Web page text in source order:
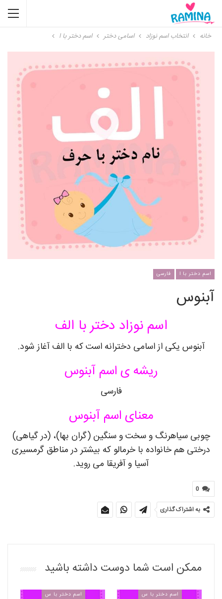
خانه انتخاب اسم نوزاد اسامی دختر اسم دختر با ا
اسم دختر با ا فارسی
آبنوس
اسم نوزاد دختر با الف
آبنوس یکی از اسامی دخترانه است که با الف آغاز شود.
ریشه ی اسم آبنوس
فارسی
معنای اسم آبنوس
چوبی سیاهرنگ و سخت و سنگین (گران بها)، (در گیاهی)
درختی هم خانواده با خرمالو که بیشتر در مناطق گرمسیری
آسیا و آفریقا می روید.
0
به اشتراک گذاری
ممکن است شما دوست داشته باشید
اسم دختر با س اسم دختر با س